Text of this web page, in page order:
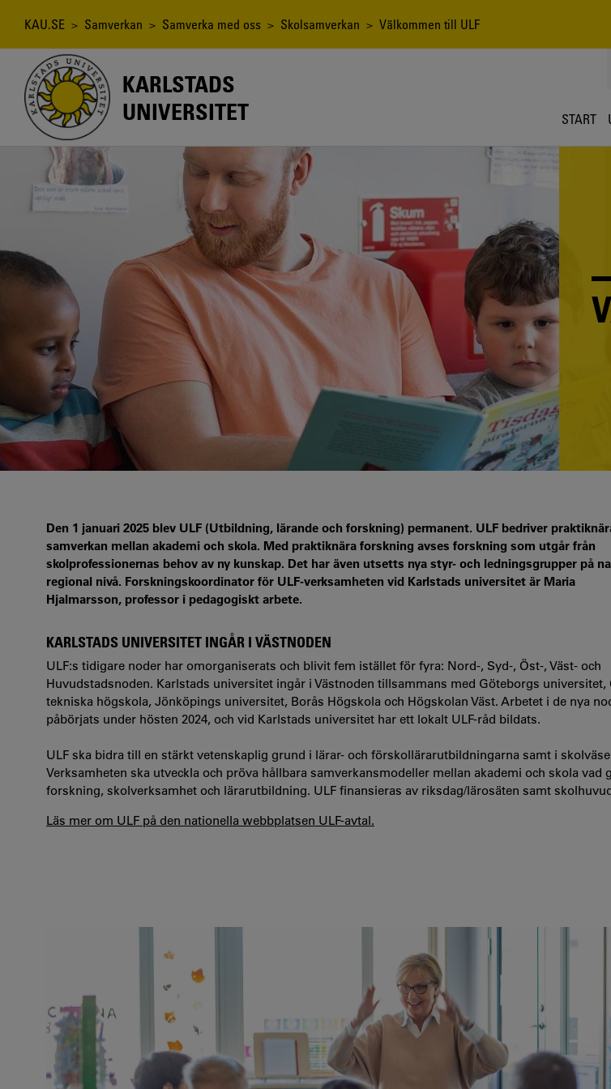
Länkstig
KAU.SE > Samverkan > Samverka med oss > Skolsamverkan > Välkommen till ULF
KARLSTADS
UNIVERSITET
START
Den 1 januari 2025 blev ULF (Utbildning, lärande och forskning) permanent. ULF bedriver
samverkan mellan akademi och skola. Med praktiknära forskning avses forskning som utgår från
skolprofessionernas behov av ny kunskap. Det har även utsetts nya styr- och ledningsgrupper på
regional nivå. Forskningskoordinator för ULF-verksamheten vid Karlstads universitet är Maria
Hjalmarsson, professor i pedagogiskt arbete.
KARLSTADS UNIVERSITET INGÅR I VÄSTNODEN
ULF:s tidigare noder har omorganiserats och blivit fem istället för fyra: Nord-, Syd-, Öst-, Väst- och
Huvudstadsnoden. Karlstads universitet ingår i Västnoden tillsammans med Göteborgs universitet,
tekniska högskola, Jönköpings universitet, Borås Högskola och Högskolan Väst. Arbetet i de nya
påbörjats under hösten 2024, och vid Karlstads universitet har ett lokalt ULF-råd bildats.
ULF ska bidra till en stärkt vetenskaplig grund i lärar- och förskollärarutbildningarna samt i
Verksamheten ska utveckla och pröva hållbara samverkansmodeller mellan akademi och skola vad
forskning, skolverksamhet och lärarutbildning. ULF finansieras av riksdag/lärosäten samt
Läs mer om ULF på den nationella webbplatsen ULF-avtal.